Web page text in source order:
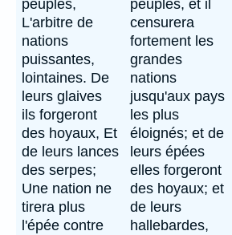
peuples,
L'arbitre de
nations
puissantes,
lointaines. De
leurs glaives
ils forgeront
des hoyaux, Et
de leurs lances
des serpes;
Une nation ne
tirera plus
l'épée contre
peuples, et il
censurera
fortement les
grandes
nations
jusqu'aux pays
les plus
éloignés; et de
leurs épées
elles forgeront
des hoyaux; et
de leurs
hallebardes,